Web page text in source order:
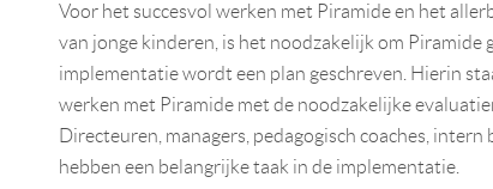
Voor het succesvol werken met Piramide en het
van jonge kinderen, is het noodzakelijk om Piramide
implementatie wordt een plan geschreven. Hierin
werken met Piramide met de noodzakelijke
Directeuren, managers, pedagogisch coaches,
hebben een belangrijke taak in de implementatie.